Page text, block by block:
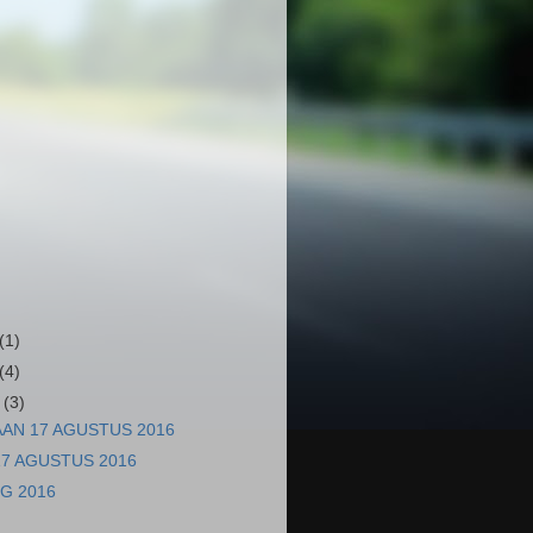
(1)
(4)
(3)
17 AGUSTUS 2016
AGUSTUS 2016
2016